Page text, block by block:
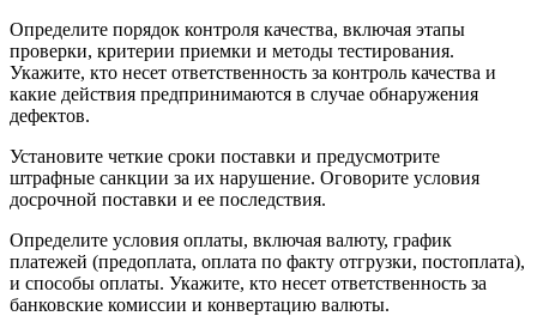
Определите порядок контроля качества, включая этапы
проверки, критерии приемки и методы тестирования.
Укажите, кто несет ответственность за контроль качества и
какие действия предпринимаются в случае обнаружения
дефектов.
Установите четкие сроки поставки и предусмотрите
штрафные санкции за их нарушение. Оговорите условия
досрочной поставки и ее последствия.
Определите условия оплаты, включая валюту, график
платежей (предоплата, оплата по факту отгрузки, постоплата),
и способы оплаты. Укажите, кто несет ответственность за
банковские комиссии и конвертацию валюты.